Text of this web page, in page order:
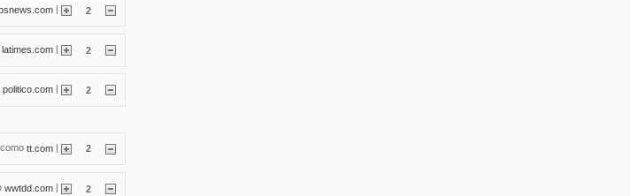
| 2
latimes.com | 2
politico.com 2
tt.com | 2
wwtdd.com | 2